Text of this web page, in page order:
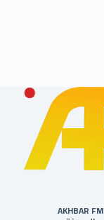
AKHBAR FM